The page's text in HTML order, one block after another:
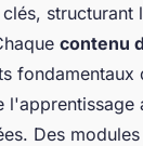
structurant
contenu
fondamentaux
l'apprentissage
Des